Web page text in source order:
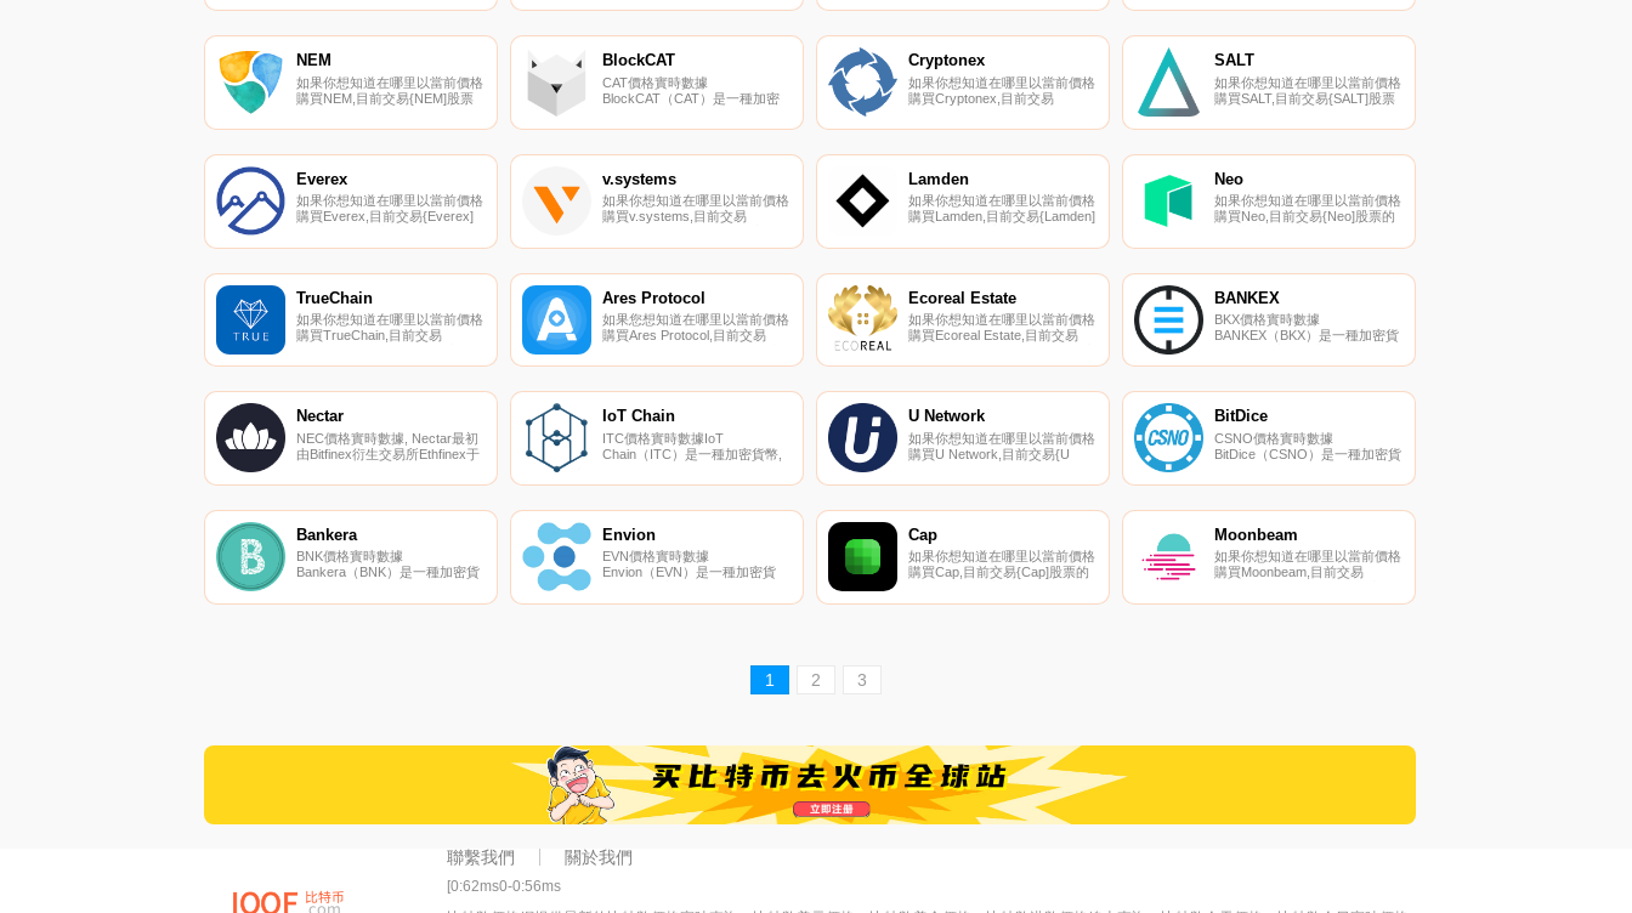
Binance、OKX、Bitrue、BingX
表.
Bitrue、DigiFinex、HuoPRO、
頁面上找到其他列表。
Propy（PRO）是一種加密貨幣,
在以太坊平臺上運行.
密貨幣交易所是CoinW、
幣交易所頁面上找到其他列表.
幣交易所是KuCoin、Gate.io、
我們的加密貨幣交易所頁面上找
到其他列表.
NEM
如果你想知道在哪里以當前價格
購買NEM,目前交易{NEM]股票
Binance、OKX、Bitrue、
他列表。什么是二進制？NEM
是一個區塊鏈平臺,于2015年3月
推出.
BlockCAT
CAT價格實時數據
BlockCAT（CAT）是一種加密
BlockCAT目前的供應量為
最近已知的BlockCAT價格為
0.01619374美元,在過去24小時
內上漲了5.17美元.
Cryptonex
如果你想知道在哪里以當前價格
購買Cryptonex,目前交易
交易所是{Cryptonex]。您可以
Cryptonex（CNX）代表投資金
融集團為｛CNXnname｝交易所
開發的區塊鏈上的加密貨幣.
SALT
如果你想知道在哪里以當前價格
購買SALT,目前交易{SALT]股票
Gate.io、HitBTC和
他列表。什么是借貸？
SALTLending是一個基于區塊鏈
的借貸平臺,為用戶提供加密貨
幣支持的貸款.
Everex
如果你想知道在哪里以當前價格
購買Everex,目前交易{Everex]
HitBTC和Mercatox。您可以在
一種加密貨幣,在以太坊平臺上
運行.
v.systems
如果你想知道在哪里以當前價格
購買v.systems,目前交易
幣交易所是OKX、CoinW、
密貨幣交易所頁面上找到其他列
表。v.systems將自己描述為專
注于數據庫和云服務的區塊鏈基
礎設施提供商.
Lamden
如果你想知道在哪里以當前價格
購買Lamden,目前交易{Lamden]
PancakeSwap（V2）。您可以
Lamden（TAU）是一種加密貨
幣。Lamden目前的供應量為
248090567,流通量為
142215728.19.
Neo
如果你想知道在哪里以當前價格
購買Neo,目前交易{Neo]股票的
Binance、OKX、Deepcoin、
他列表.
TrueChain
如果你想知道在哪里以當前價格
購買TrueChain,目前交易
幣交易所是OKX、BitUBU和
表。Truechain由新加坡的一個
團隊于2018年1月16日推出,旨在
為去中心化應用程序構建基礎設
施.
Ares Protocol
如果您想知道在哪里以當前價格
購買Ares Protocol,目前交易
密貨幣交易所是Gate.io。您可
由Polkdot提供支持的鏈上驗證
預言機協議。它以不可信任的方
式高效地提供可靠的鏈外數據.
Ecoreal Estate
如果你想知道在哪里以當前價格
購買Ecoreal Estate,目前交易
貨幣交易所是
幣交易所頁面上找到其他列表.
BANKEX
BKX價格實時數據
BANKEX（BKX）是一種加密貨
BANKEX目前的供應量為40000
內上漲了0.00。更多信息請訪問
https://bankex.com/.
Nectar
NEC價格實時數據, Nectar最初
由Bitfinex衍生交易所Ethfinex于
位于英國倫敦的團隊,其目的是
理交易所,并決定他們希望下一
步上市的代幣.
IoT Chain
ITC價格實時數據IoT
Chain（ITC）是一種加密貨幣,
Chain目前的供應量為
后已知價格為0.00012402美元,
在過去24小時內上漲了0.00.
U Network
如果你想知道在哪里以當前價格
購買U Network,目前交易{U
易所是HuoUUU和HitBTC。您
將自己描述為一個去中心化的內
容資產存儲、公證、分發、出版
和評估網絡.
BitDice
CSNO價格實時數據
BitDice（CSNO）是一種加密貨
BitDice目前的供應量為1億,流通
在過去24小時內上漲了0.00。更
多信息請訪問
https://www.CSNOtdice.me/.
Bankera
BNK價格實時數據
Bankera（BNK）是一種加密貨
Bankera目前的供應量為
Envion
EVN價格實時數據
Envion（EVN）是一種加密貨
Envion的電流供應量為
4.72美元。更多信息請訪問
Cap
如果你想知道在哪里以當前價格
購買Cap,目前交易{Cap]股票的
Uniswap（V3）
Moonbeam
如果你想知道在哪里以當前價格
購買Moonbeam,目前交易
幣交易所是Binance、OKX、
1 2 3
聯繫我們 關於我們
[0:62ms0-0:56ms